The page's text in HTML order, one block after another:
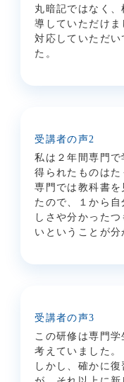
丸暗記ではなく
導していただけ
対応していただ
た。
受講者の声2
私は２年間専門
得られたものはた
専門では教科書
たので、１から
しさや分かった
いということが分
受講者の声3
この研修は専門学
考えていました。
しかし、確かに